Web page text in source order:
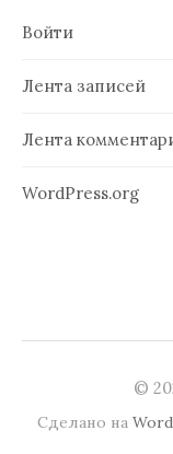
Войти
Лента записей
Лента
WordPress.org
©
Сделано на